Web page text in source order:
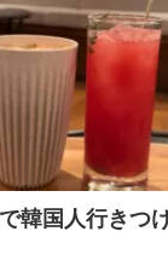
韓国人行きつ